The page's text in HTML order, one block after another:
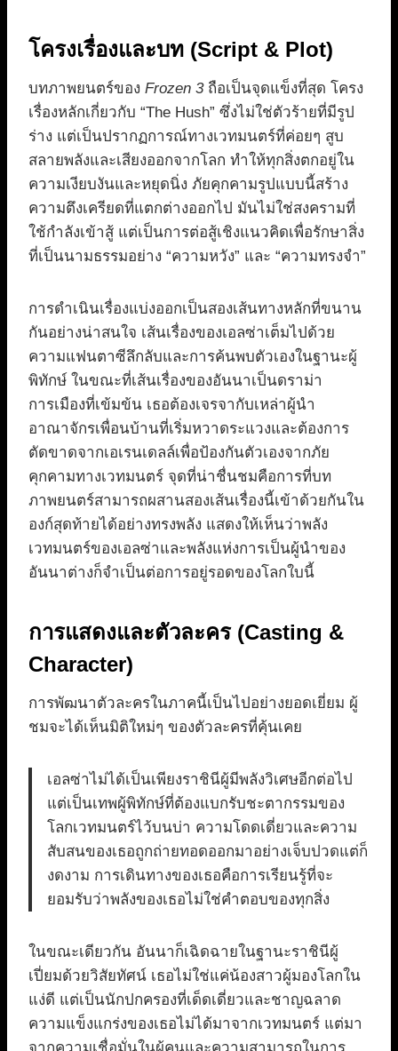
โครงเรื่องและบท (Script & Plot)
บทภาพยนตร์ของ Frozen 3ถือเป็นจุดแข็งที่สุด โครง
เรื่องหลักเกี่ยวกับ “The Hush” ซึ่งไม่ใช่ตัวร้ายที่มีรูป
ร่าง แต่เป็นปรากฏการณ์ทางเวทมนตร์ที่ค่อยๆ สูบ
สลายพลังและเสียงออกจากโลก ทำให้ทุกสิ่งตกอยู่ใน
ความเงียบงันและหยุดนิ่ง ภัยคุกคามรูปแบบนี้สร้าง
ความตึงเครียดที่แตกต่างออกไป มันไม่ใช่สงครามที่
ใช้กำลังเข้าสู้ แต่เป็นการต่อสู้เชิงแนวคิดเพื่อรักษาสิ่ง
ที่เป็นนามธรรมอย่าง “ความหวัง” และ “ความทรงจำ”
การดำเนินเรื่องแบ่งออกเป็นสองเส้นทางหลักที่ขนาน
กันอย่างน่าสนใจ เส้นเรื่องของเอลซ่าเต็มไปด้วย
ความแฟนตาซีลึกลับและการค้นพบตัวเองในฐานะผู้
พิทักษ์ ในขณะที่เส้นเรื่องของอันนาเป็นดราม่า
การเมืองที่เข้มข้น เธอต้องเจรจากับเหล่าผู้นำ
อาณาจักรเพื่อนบ้านที่เริ่มหวาดระแวงและต้องการ
ตัดขาดจากเอเรนเดลล์เพื่อป้องกันตัวเองจากภัย
คุกคามทางเวทมนตร์ จุดที่น่าชื่นชมคือการที่บท
ภาพยนตร์สามารถผสานสองเส้นเรื่องนี้เข้าด้วยกันใน
องก์สุดท้ายได้อย่างทรงพลัง แสดงให้เห็นว่าพลัง
เวทมนตร์ของเอลซ่าและพลังแห่งการเป็นผู้นำของ
อันนาต่างก็จำเป็นต่อการอยู่รอดของโลกใบนี้
การแสดงและตัวละคร (Casting &
Character)
การพัฒนาตัวละครในภาคนี้เป็นไปอย่างยอดเยี่ยม ผู้
ชมจะได้เห็นมิติใหม่ๆ ของตัวละครที่คุ้นเคย
เอลซ่าไม่ได้เป็นเพียงราชินีผู้มีพลังวิเศษอีกต่อไป
แต่เป็นเทพผู้พิทักษ์ที่ต้องแบกรับชะตากรรมของ
โลกเวทมนตร์ไว้บนบ่า ความโดดเดี่ยวและความ
สับสนของเธอถูกถ่ายทอดออกมาอย่างเจ็บปวดแต่ก็
งดงาม การเดินทางของเธอคือการเรียนรู้ที่จะ
ยอมรับว่าพลังของเธอไม่ใช่คำตอบของทุกสิ่ง
ในขณะเดียวกัน อันนาก็เฉิดฉายในฐานะราชินีผู้
เปี่ยมด้วยวิสัยทัศน์ เธอไม่ใช่แค่น้องสาวผู้มองโลกใน
แง่ดี แต่เป็นนักปกครองที่เด็ดเดี่ยวและชาญฉลาด
ความแข็งแกร่งของเธอไม่ได้มาจากเวทมนตร์ แต่มา
จากความเชื่อมั่นในผู้คนและความสามารถในการ